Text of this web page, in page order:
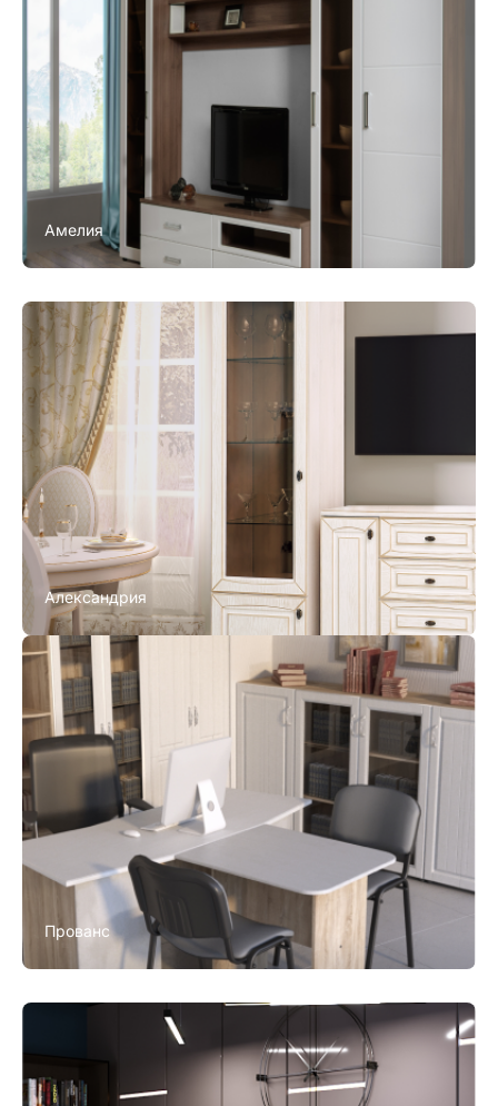
Амелия
Александрия
Прованс